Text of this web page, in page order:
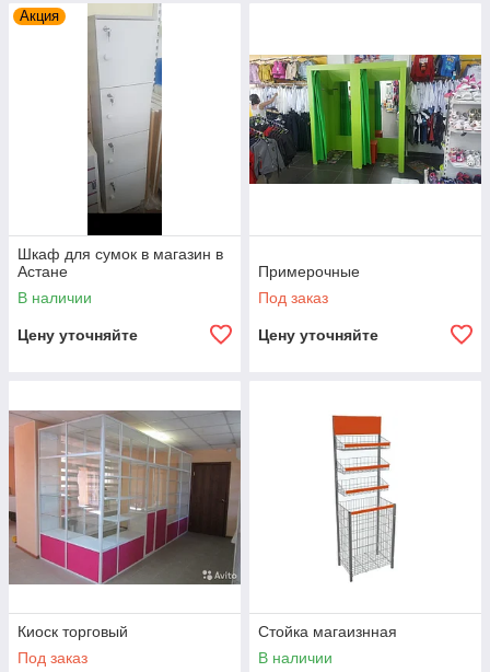
Акция
Шкаф для сумок в магазин в
Астане
В наличии
Цену уточняйте
Примерочные
Под заказ
Цену уточняйте
Киоск торговый
Под заказ
Стойка магаизнная
В наличии